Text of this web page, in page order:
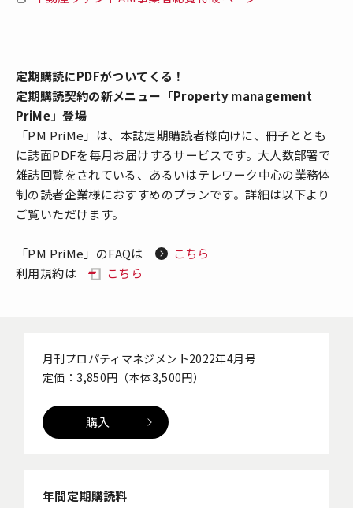
定期購読にPDFがついてくる！
定期購読契約の新メニュー「Property management
PriMe」登場
「PM PriMe」は、本誌定期購読者様向けに、冊子ととも
に誌面PDFを毎月お届けするサービスです。大人数部署で
雑誌回覧をされている、あるいはテレワーク中心の業務体
制の読者企業様におすすめのプランです。詳細は以下より
ご覧いただけます。
「PM PriMe」のFAQは
こちら
利用規約は
こちら
月刊プロパティマネジメント2022年4月号
定価：3,850円（本体3,500円）
購入
年間定期購読料